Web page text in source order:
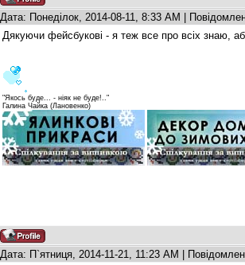
Дата: Понеділок, 2014-08-11, 8:33 AM |
Дякуючи фейсбукові - я теж все про всіх знаю,
"Якось буде... - ніяк не буде!.."
Галина Чайка (Лановенко)
Дата: П`ятниця, 2014-11-21, 11:23 AM |